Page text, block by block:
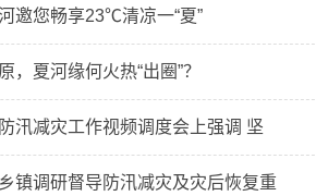
邀您畅享23℃清凉一“夏”
，夏河缘何火热“出圈”？
汛减灾工作视频调度会上强调 坚
镇调研督导防汛减灾及灾后恢复重